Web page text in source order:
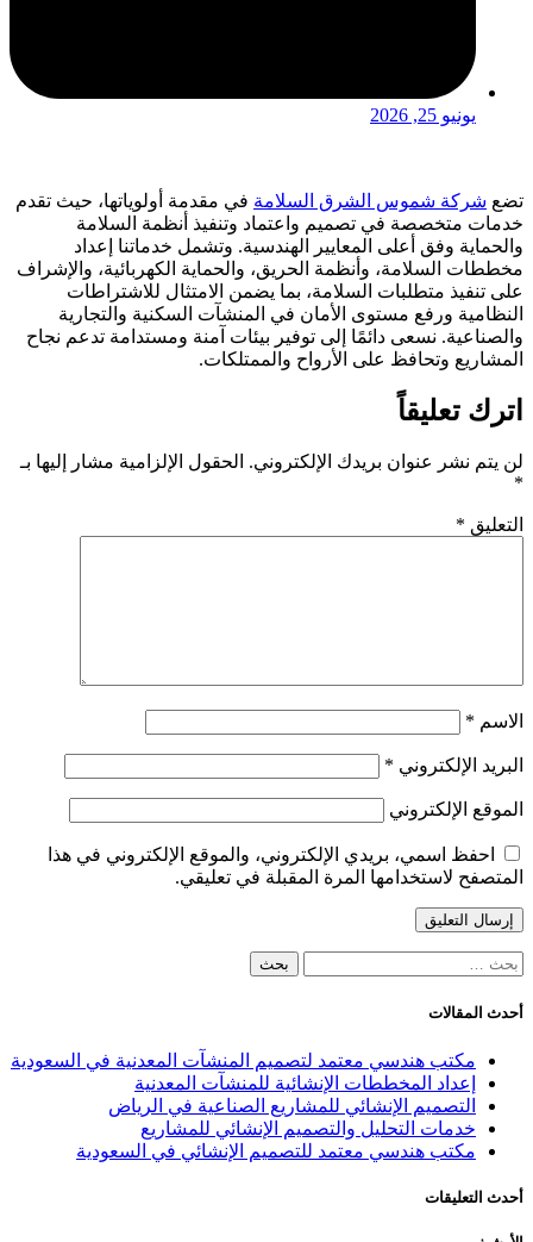
يونيو 25, 2026
تضع شركة شموس الشرق السلامة في مقدمة أولوياتها، حيث تقدم
خدمات متخصصة في تصميم واعتماد وتنفيذ أنظمة السلامة
والحماية وفق أعلى المعايير الهندسية. وتشمل خدماتنا إعداد
مخططات السلامة، وأنظمة الحريق، والحماية الكهربائية، والإشراف
على تنفيذ متطلبات السلامة، بما يضمن الامتثال للاشتراطات
النظامية ورفع مستوى الأمان في المنشآت السكنية والتجارية
والصناعية. نسعى دائمًا إلى توفير بيئات آمنة ومستدامة تدعم نجاح
المشاريع وتحافظ على الأرواح والممتلكات.
اترك تعليقاً
لن يتم نشر عنوان بريدك الإلكتروني. الحقول الإلزامية مشار إليها بـ
*
التعليق *
الاسم *
البريد الإلكتروني *
الموقع الإلكتروني
احفظ اسمي، بريدي الإلكتروني، والموقع الإلكتروني في هذا
المتصفح لاستخدامها المرة المقبلة في تعليقي.
البحث
أحدث المقالات
مكتب هندسي معتمد لتصميم المنشآت المعدنية في السعودية
إعداد المخططات الإنشائية للمنشآت المعدنية
التصميم الإنشائي للمشاريع الصناعية في الرياض
خدمات التحليل والتصميم الإنشائي للمشاريع
مكتب هندسي معتمد للتصميم الإنشائي في السعودية
أحدث التعليقات